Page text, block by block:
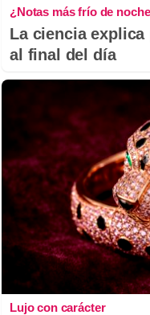
¿Notas más frío de
La ciencia
al final del día
Lujo con carácter